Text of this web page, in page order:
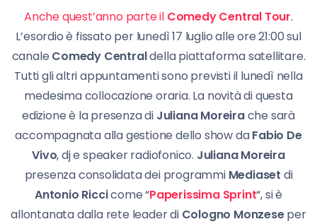
Anche quest’anno parte il Comedy Central Tour.
L’esordio è fissato per lunedì 17 luglio alle ore 21:00 sul
canale Comedy Centraldella piattaforma satellitare.
Tutti gli altri appuntamenti sono previsti il lunedì nella
medesima collocazione oraria. La novità di questa
edizione è la presenza di Juliana Moreirache sarà
accompagnata alla gestione dello show daFabio De
Vivo, dj e speaker radiofonico. Juliana Moreira
presenza consolidata dei programmi Mediaset di
Antonio Riccicome “Paperissima Sprint“, si è
allontanata dalla rete leader di Cologno Monzeseper